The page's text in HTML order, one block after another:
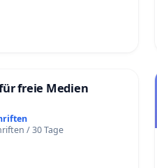
freie Medien
/ 30 Tage